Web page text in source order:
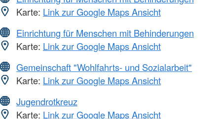
Karte: Link zur Google Maps Ansicht
Einrichtung für Menschen mit Behinderungen
Karte: Link zur Google Maps Ansicht
Gemeinschaft "Wohlfahrts- und Sozialarbeit"
Karte: Link zur Google Maps Ansicht
Jugendrotkreuz
Karte: Link zur Google Maps Ansicht